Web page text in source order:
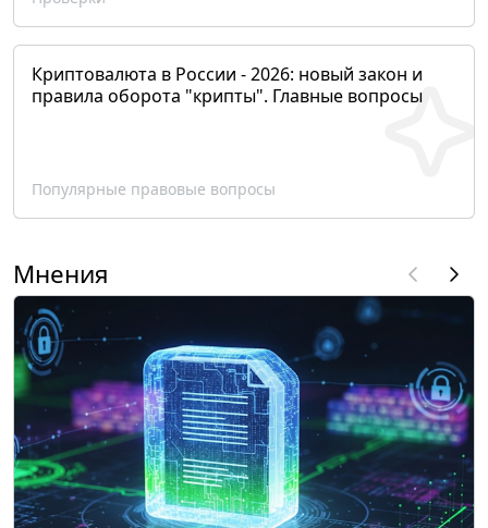
Криптовалюта в России - 2026: новый закон и
правила оборота "крипты". Главные вопросы
Популярные правовые вопросы
Мнения